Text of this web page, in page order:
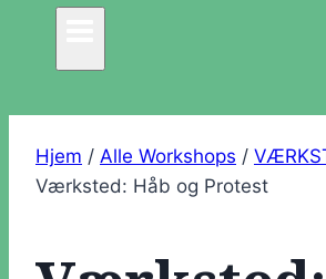
Hjem / Alle Workshops /
Værksted: Håb og Protest